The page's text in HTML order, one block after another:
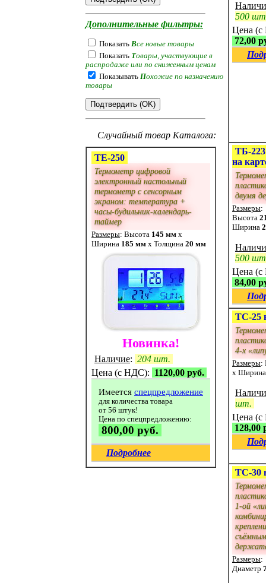
Дополнительные фильтры:
Показать Все новые товары
Показать Товары, участвующие в
распродаже или по сниженным ценам
Показывать Похожие по назначению
товары
Случайный товар Каталога:
ТЕ-250
Термометр цифровой
электронный настольный
термометр с сенсорным
экраном: температура +
часы-будильник-календарь-
таймер
Размеры: Высота 145 мм x
Ширина 185 мм x Толщина 20 мм
Новинка!
Наличие: 204 шт.
Цена (с НДС): 1120,00 руб.
Имеется спецпредложение
для количества товара
от 56 штук!
Цена по спецпредложению:
800,00 руб.
Подробнее
500
Цена
72,00
ТБ-
на
двумя
Размеры:
Высота
Ширина
500
Цена
84,00
ТС-25
4-х
Размеры:
x
шт.
Цена
128,00
ТС-30
1-ой
съёмным
Размеры:
Диаметр